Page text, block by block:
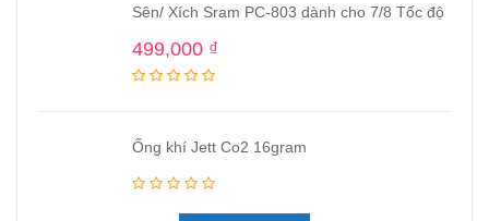
Sên/ Xích Sram PC-803 dành cho 7/8 Tốc độ
499,000 ₫
Ống khí Jett Co2 16gram